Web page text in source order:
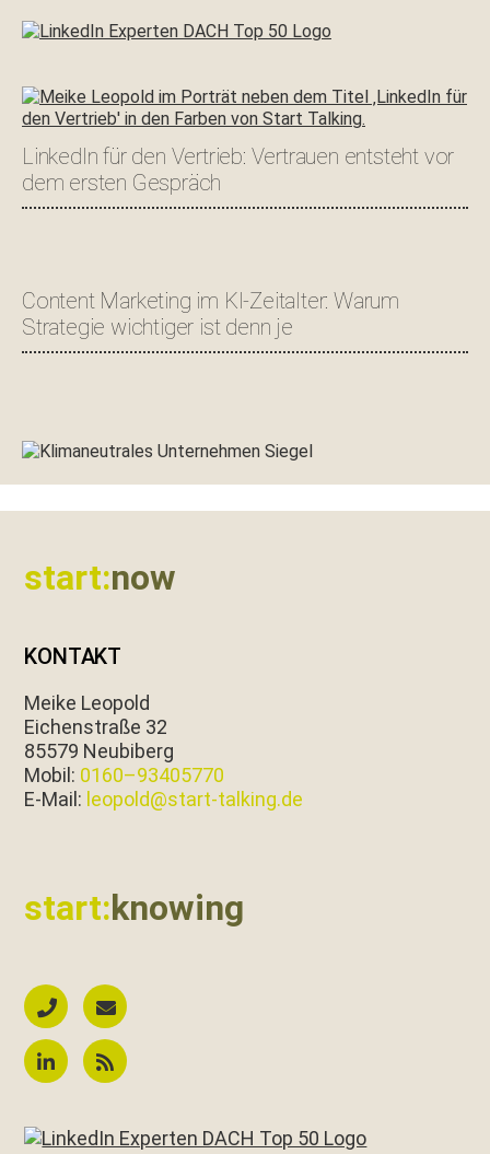
LinkedIn für den Vertrieb: Vertrauen entsteht vor
dem ersten Gespräch
Content Marketing im KI-Zeitalter: Warum
Strategie wichtiger ist denn je
start:now
KONTAKT
Meike Leopold
Eichen­straße 32
85579 Neubiberg
Mobil: 0160–93405770
E‑Mail: leopold@start-talking.de
start:knowing